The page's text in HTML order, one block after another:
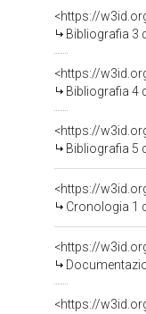
<https://
Bibliografia 3
<https://
Bibliografia 4
<https://
Bibliografia 5
<https://
Cronologia 1